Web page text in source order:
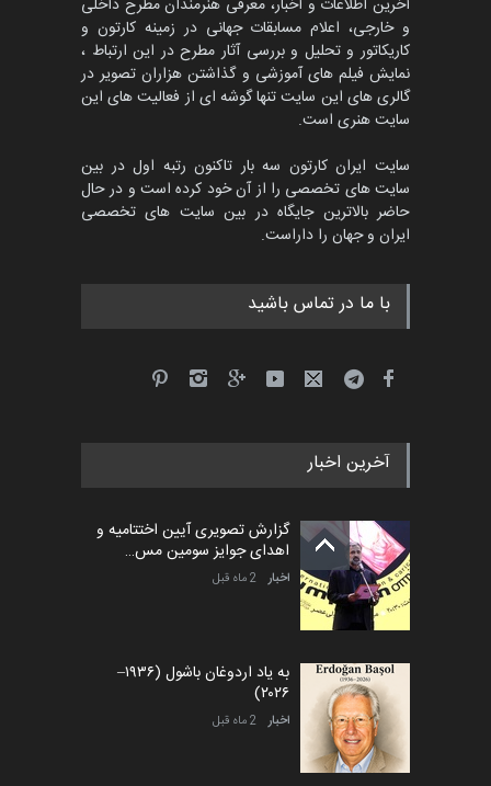
آخرین اطلاعات و اخبار، معرفی هنرمندان مطرح داخلی
و خارجی، اعلام مسابقات جهانی در زمینه کارتون و
کاریکاتور و تحلیل و بررسی آثار مطرح در این ارتباط ،
نمایش فیلم های آموزشی و گذاشتن هزاران تصویر در
گالری های این سایت تنها گوشه ای از فعالیت های این
سایت هنری است.
سایت ایران کارتون سه بار تاکنون رتبه اول در بین
سایت های تخصصی را از آن خود کرده است و در حال
حاضر بالاترین جایگاه در بین سایت های تخصصی
ایران و جهان را داراست.
با ما در تماس باشید
آخرین اخبار
گزارش تصویری آیین اختتامیه و
اهدای جوایز سومین مس…
اخبار 2 ماه قبل
به یاد اردوغان باشول (۱۹۳۶–
۲۰۲۶)
اخبار 2 ماه قبل